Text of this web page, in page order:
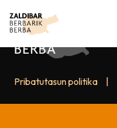
Pribatutasun politika